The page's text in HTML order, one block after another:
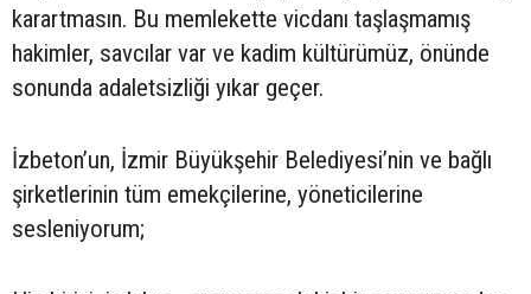
karartmasın. Bu memlekette vicdanı taşlaşmamış
hakimler, savcılar var ve kadim kültürümüz, önünde
sonunda adaletsizliği yıkar geçer.
İzbeton’un, İzmir Büyükşehir Belediyesi’nin ve bağlı
şirketlerinin tüm emekçilerine, yöneticilerine
sesleniyorum;